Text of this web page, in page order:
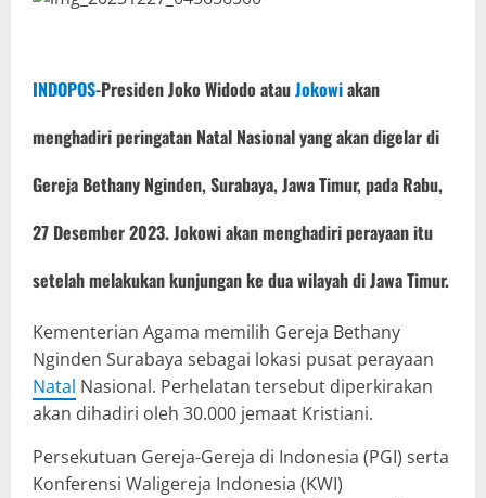
INDOPOS-Presiden Joko Widodo atauJokowiakan
menghadiri peringatan Natal Nasional yang akan digelar di
Gereja Bethany Nginden, Surabaya, Jawa Timur, pada Rabu,
27 Desember 2023. Jokowi akan menghadiri perayaan itu
setelah melakukan kunjungan ke dua wilayah di Jawa Timur.
Kementerian Agama memilih Gereja Bethany
Nginden Surabaya sebagai lokasi pusat perayaan
Natal Nasional. Perhelatan tersebut diperkirakan
akan dihadiri oleh 30.000 jemaat Kristiani.
Persekutuan Gereja-Gereja di Indonesia (PGI) serta
Konferensi Waligereja Indonesia (KWI)